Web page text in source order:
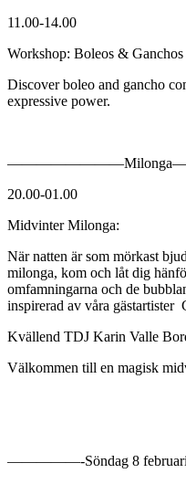
11.00-14.00
Workshop: Boleos & Ganchos
Discover boleo and gancho
expressive power.
20.00-01.00
Midvinter Milonga:
När natten är som mörkast
milonga, kom och låt dig
omfamningarna och de
inspirerad av våra gästartister
Kvällend TDJ Karin Valle
Välkommen till en magisk
—————-Söndag 8